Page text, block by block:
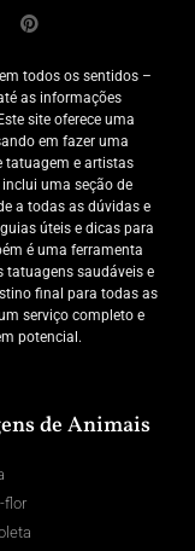
todos os sentidos –
as informações
site oferece uma
em fazer uma
tatuagem e artistas
uma seção de
a todas as dúvidas e
úteis e dicas para
é uma ferramenta
tatuagens saudáveis e
final para todas as
serviço completo e
potencial.
de Animais
flor